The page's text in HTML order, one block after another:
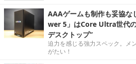
AAAゲームも制作も妥協
wer 5」はCore Ultra世代
デスクトップ”
迫力を感じる強力スペック。メ
がたい！